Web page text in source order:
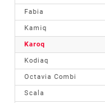
Fabia
Kamiq
Karoq
Kodiaq
Octavia Combi
Scala